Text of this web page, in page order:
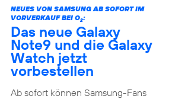
NEUES VON SAMSUNG AB SOFORT IM
VORVERKAUF BEI O2:
Das neue Galaxy
Note9 und die Galaxy
Watch jetzt
vorbestellen
Ab sofort können Samsung-Fans